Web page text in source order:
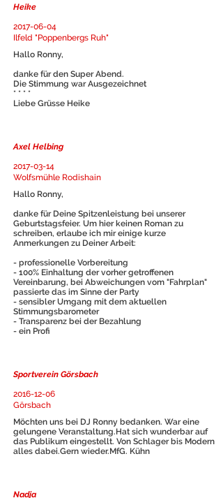
Heike
2017-06-04
Ilfeld "Poppenbergs Ruh"
Hallo Ronny,
danke für den Super Abend.
Die Stimmung war Ausgezeichnet
* * * *
Liebe Grüsse Heike
Axel Helbing
2017-03-14
Wolfsmühle Rodishain
Hallo Ronny,
danke für Deine Spitzenleistung bei unserer
Geburtstagsfeier. Um hier keinen Roman zu
schreiben, erlaube ich mir einige kurze
Anmerkungen zu Deiner Arbeit:
- professionelle Vorbereitung
- 100% Einhaltung der vorher getroffenen
Vereinbarung, bei Abweichungen vom "Fahrplan"
passierte das im Sinne der Party
- sensibler Umgang mit dem aktuellen
Stimmungsbarometer
- Transparenz bei der Bezahlung
- ein Profi
Sportverein Görsbach
2016-12-06
Görsbach
Möchten uns bei DJ Ronny bedanken. War eine
gelungene Veranstaltung.Hat sich wunderbar auf
das Publikum eingestellt. Von Schlager bis Modern
alles dabei.Gern wieder.MfG. Kühn
Nadja